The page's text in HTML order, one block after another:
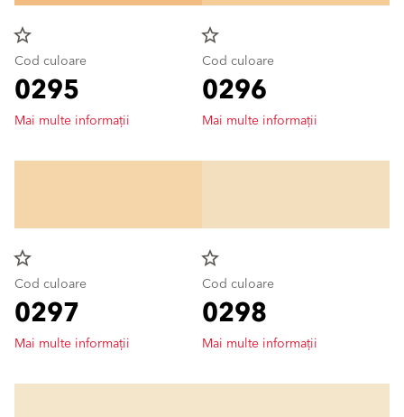
star_border
Cod culoare
0295
Mai multe informații
star_border
Cod culoare
0296
Mai multe informații
star_border
Cod culoare
0297
Mai multe informații
star_border
Cod culoare
0298
Mai multe informații